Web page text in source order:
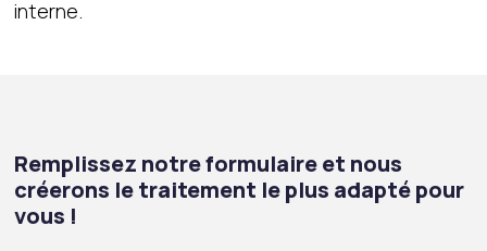
interne.
Remplissez notre formulaire et nous
créerons le traitement le plus adapté pour
vous !